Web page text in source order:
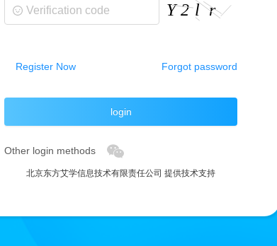
Register Now Forgot password
login
Other login methods
北京东方艾学信息技术有限责任公司 提供技术支持